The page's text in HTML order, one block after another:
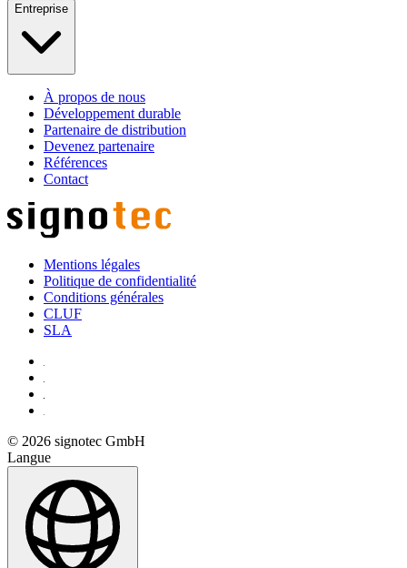
Entreprise
À propos de nous
Développement durable
Partenaire de distribution
Devenez partenaire
Références
Contact
Mentions légales
Politique de confidentialité
Conditions générales
CLUF
SLA
© 2026 signotec GmbH
Langue